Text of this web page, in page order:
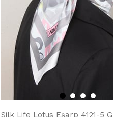
Silk Life Lotus Eşarp 4121-5